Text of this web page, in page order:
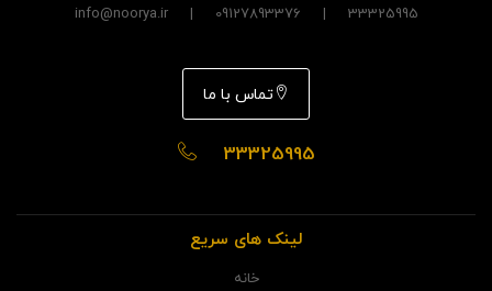
33325995 | 09127893376 | info@noorya.ir
تماس با ما
33325995
لینک های سریع
خانه